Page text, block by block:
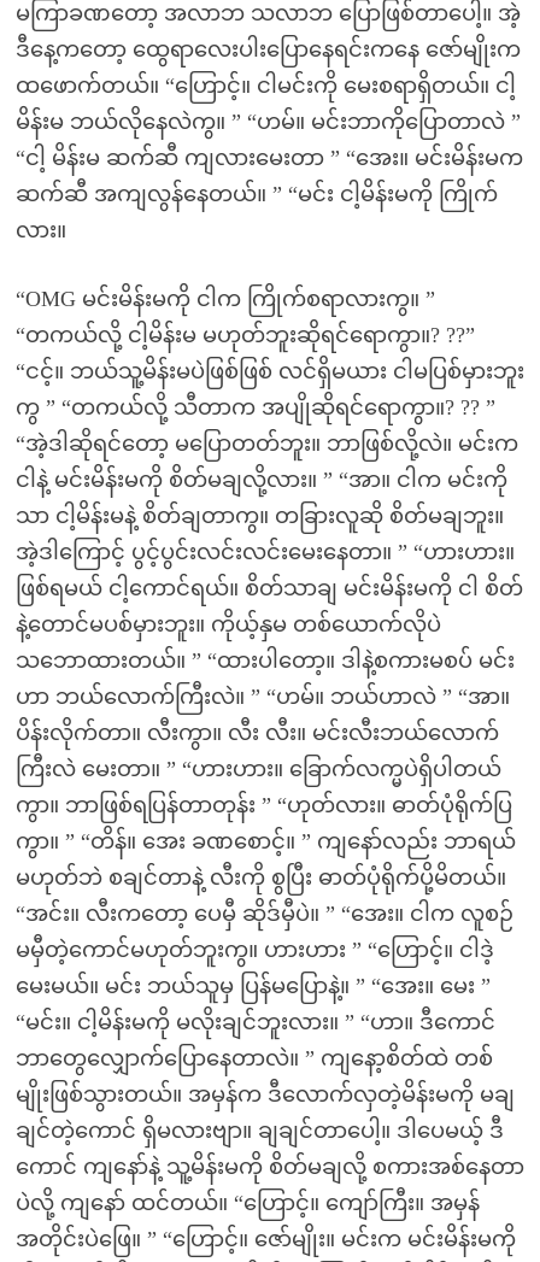
မကြာခဏတော့ အလာဘ သလာဘ ပြောဖြစ်တာပေါ့။ အဲ့
ဒီနေ့ကတော့ ထွေရာလေးပါးပြောနေရင်းကနေ ဇော်မျိုးက
ထဖောက်တယ်။ “ဟြောင့်။ ငါမင်းကို မေးစရာရှိတယ်။ ငါ့
မိန်းမ ဘယ်လိုနေလဲကွ။ ” “ဟမ်။ မင်းဘာကိုပြောတာလဲ ”
“ငါ့ မိန်းမ ဆက်ဆီ ကျလားမေးတာ ” “အေး။ မင်းမိန်းမက
ဆက်ဆီ အကျလွန်နေတယ်။ ” “မင်း ငါ့မိန်းမကို ကြိုက်
လား။
“OMG မင်းမိန်းမကို ငါက ကြိုက်စရာလားကွ။ ”
“တကယ်လို့ ငါ့မိန်းမ မဟုတ်ဘူးဆိုရင်ရောကွာ။? ??”
“ငင့်။ ဘယ်သူ့မိန်းမပဲဖြစ်ဖြစ် လင်ရှိမယား ငါမပြစ်မှားဘူး
ကွ ” “တကယ်လို့ သီတာက အပျိုဆိုရင်ရောကွာ။? ?? ”
“အဲ့ဒါဆိုရင်တော့ မပြောတတ်ဘူး။ ဘာဖြစ်လို့လဲ။ မင်းက
ငါနဲ့ မင်းမိန်းမကို စိတ်မချလို့လား။ ” “အာ။ ငါက မင်းကို
သာ ငါ့မိန်းမနဲ့ စိတ်ချတာကွ။ တခြားလူဆို စိတ်မချဘူး။
အဲ့ဒါကြောင့် ပွင့်ပွင်းလင်းလင်းမေးနေတာ။ ” “ဟားဟား။
ဖြစ်ရမယ် ငါ့ကောင်ရယ်။ စိတ်သာချ မင်းမိန်းမကို ငါ စိတ်
နဲ့တောင်မပစ်မှားဘူး။ ကိုယ့်နှမ တစ်ယောက်လိုပဲ
သဘောထားတယ်။ ” “ထားပါတော့။ ဒါနဲ့စကားမစပ် မင်း
ဟာ ဘယ်လောက်ကြီးလဲ။ ” “ဟမ်။ ဘယ်ဟာလဲ ” “အာ။
ပိန်းလိုက်တာ။ လီးကွာ။ လီး လီး။ မင်းလီးဘယ်လောက်
ကြီးလဲ မေးတာ။ ” “ဟားဟား။ ခြောက်လက္မပဲရှိပါတယ်
ကွာ။ ဘာဖြစ်ရပြန်တာတုန်း ” “ဟုတ်လား။ ဓာတ်ပုံရိုက်ပြ
ကွာ။ ” “တိန်။ အေး ခဏစောင့်။ ” ကျနော်လည်း ဘာရယ်
မဟုတ်ဘဲ စချင်တာနဲ့ လီးကို စွပြီး ဓာတ်ပုံရိုက်ပို့မိတယ်။
“အင်း။ လီးကတော့ ပေမှီ ဆိုဒ်မှီပဲ။ ” “အေး။ ငါက လူစဉ်
မမှီတဲ့ကောင်မဟုတ်ဘူးကွ။ ဟားဟား ” “ဟြောင့်။ ငါဒဲ့
မေးမယ်။ မင်း ဘယ်သူမှ ပြန်မပြောနဲ့။ ” “အေး။ မေး ”
“မင်း။ ငါ့မိန်းမကို မလိုးချင်ဘူးလား။ ” “ဟာ။ ဒီကောင်
ဘာတွေလျှောက်ပြောနေတာလဲ။ ” ကျနော့စိတ်ထဲ တစ်
မျိုးဖြစ်သွားတယ်။ အမှန်က ဒီလောက်လှတဲ့မိန်းမကို မချ
ချင်တဲ့ကောင် ရှိမလားဗျာ။ ချချင်တာပေါ့။ ဒါပေမယ့် ဒီ
ကောင် ကျနော်နဲ့ သူ့မိန်းမကို စိတ်မချလို့ စကားအစ်နေတာ
ပဲလို့ ကျနော် ထင်တယ်။ “ဟြောင့်။ ကျော်ကြီး။ အမှန်
အတိုင်းပဲဖြေ။ ” “ဟြောင့်။ ဇော်မျိုး။ မင်းက မင်းမိန်းမကို